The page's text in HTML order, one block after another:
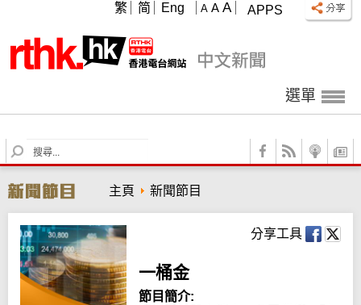
APPS
A A A
繁 简 Eng
選單
S
e
r
c
h
主頁 新聞節目
分享工具
一桶金
節目簡介: